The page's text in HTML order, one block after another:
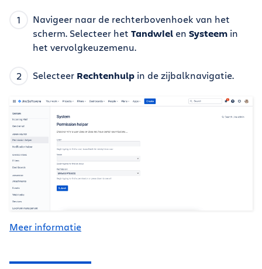
Navigeer naar de rechterbovenhoek van het
scherm. Selecteer het Tandwiel en Systeem in
het vervolgkeuzemenu.
Selecteer Rechtenhulp in de zijbalknavigatie.
Meer informatie